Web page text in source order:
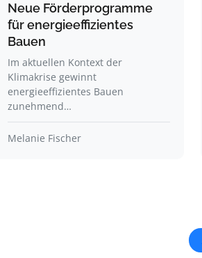
Neue Förderprogramme
für energieeffizientes
Bauen
Im aktuellen Kontext der
Klimakrise gewinnt
energieeffizientes Bauen
zunehmend…
Melanie Fischer